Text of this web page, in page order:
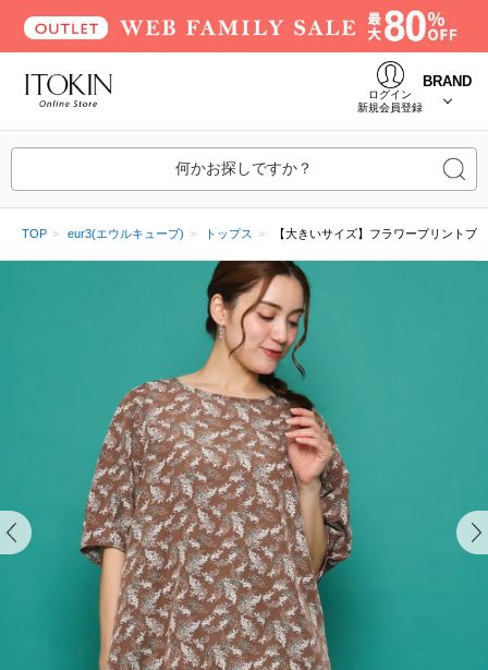
ログイン
新規会員登録
BRAND
何かお探しですか？
TOP eur3(エウルキューブ) トップス 【大きいサイズ】フラワープリントブ